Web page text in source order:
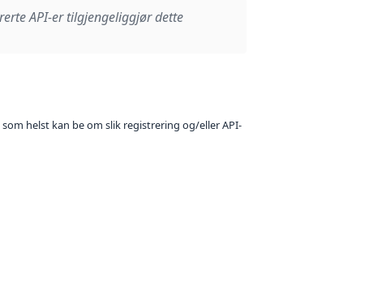
API-er tilgjengeliggjør dette
helst kan be om slik registrering og/eller API-